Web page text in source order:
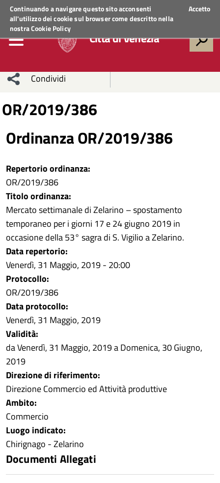
Continuando a navigare questo sito acconsenti
all'utilizzo dei cookie sul browser come descritto nella
nostraCookie Policy
Accetto
Regione VenetoACCEDI AI SERVIZI
Città di Venezia
Condividi
sui social
network
Condividi
Condividi
su
Facebook
Condividi
su
Twitter
Condividi
Condividi
Whatsapp
OR/2019/386
Ordinanza OR/2019/386
Repertorio ordinanza:
OR/2019/386
Titolo ordinanza:
Mercato settimanale di Zelarino – spostamento
temporaneo per i giorni 17 e 24 giugno 2019 in
occasione della 53° sagra di S. Vigilio a Zelarino.
Data repertorio:
Venerdì, 31 Maggio, 2019 - 20:00
Protocollo:
OR/2019/386
Data protocollo:
Venerdì, 31 Maggio, 2019
Validità:
daVenerdì, 31 Maggio, 2019aDomenica, 30 Giugno,
2019
Direzione di riferimento:
Direzione Commercio ed Attività produttive
Ambito:
Commercio
Luogo indicato:
Chirignago - Zelarino
Documenti Allegati